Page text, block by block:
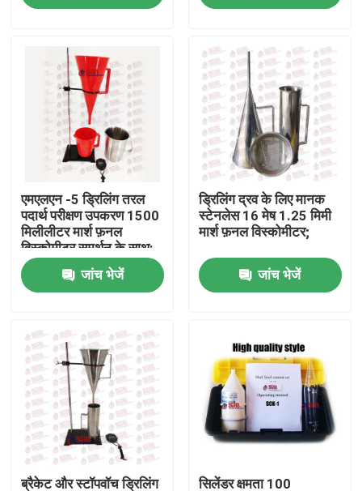
उत्पाद
हमारे बारे में
फैक्टरी यात्रा
गुणवत्ता नियंत्रण
हमसे संपर्क करें
एक बोली का अनुरोध
यूनिवर्सल टेस्टिंग मशीन
मृदा परीक्षण मशीन
कंक्रीट परीक्षण मशीन
एमएलएन -5 ड्रिलिंग तरल
पदार्थ परीक्षण उपकरण 1500
मिलीलीटर मार्श फ़नल
विस्कोमीटर समर्थन के साथ:
जांच भेजें
ड्रिलिंग द्रव के लिए मानक
स्टेनलेस 16 मेष 1.25 मिमी
मार्श फ़नल विस्कोमीटर;
जांच भेजें
ब्रैकेट और स्टॉपवॉच ड्रिलिंग सिलेंडर क्षमता 100